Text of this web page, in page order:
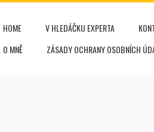
HOME V HLEDÁČKU EXPERTA
O MNĚ
ZÁSADY OCHRANY OSOBNÍCH